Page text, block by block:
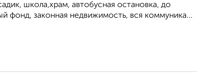
школа,храм, автобусная остановка, до
фонд, законная недвижимость, вся коммуника...